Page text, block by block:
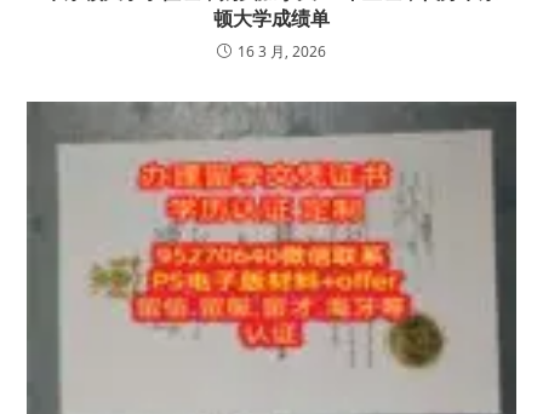
顿大学成绩单
16 3 月, 2026